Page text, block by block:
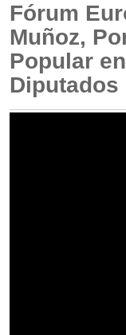
Fórum
Muñoz,
Popular
Diputados